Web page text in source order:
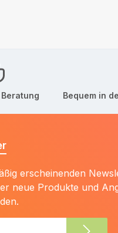
Bequem in
erscheinenden
neue Produkte und